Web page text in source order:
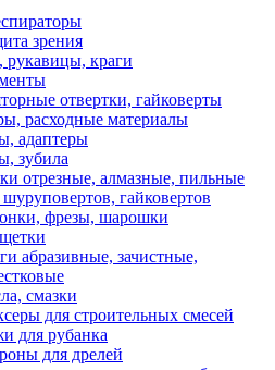
зрения
рукавицы, краги
отвертки, гайковерты
расходные материалы
адаптеры
зубила
отрезные, алмазные, пильные
гайковертов
фрезы, шарошки
абразивные, зачистные,
смазки
для строительных смесей
для рубанка
для дрелей